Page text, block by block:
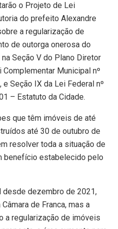
o Projeto de Lei
do prefeito Alexandre
a regularização de
de outorga onerosa do
Seção V do Plano Diretor
Municipal nº
Seção IX da Lei Federal nº
– Estatuto da Cidade.
que têm imóveis de até
até 30 de outubro de
resolver toda a situação de
benefício estabelecido pelo
desde dezembro de 2021,
de Franca, mas a
a regularização de imóveis